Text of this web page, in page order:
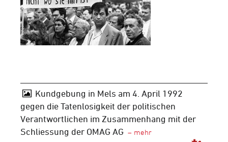
Kundgebung in Mels am 4. April 1992
gegen die Tatenlosigkeit der politischen
Verantwortlichen im Zusammenhang mit der
Schliessung der OMAG AG